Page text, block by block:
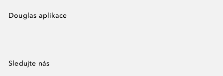
Douglas aplikace
Sledujte nás